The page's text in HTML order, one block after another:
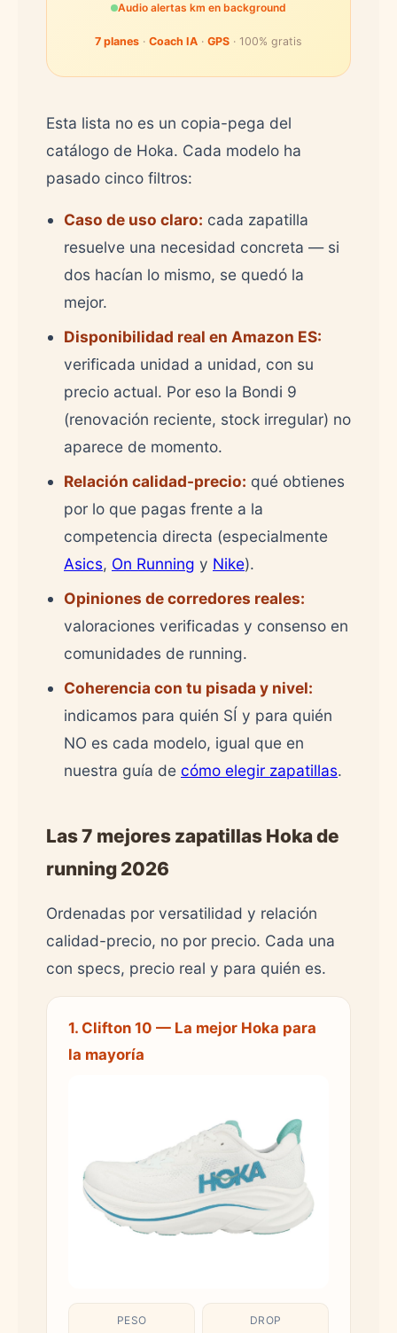
Audio alertas km en background
7 planes · Coach IA · GPS · 100% gratis
Esta lista no es un copia-pega del
catálogo de Hoka. Cada modelo ha
pasado cinco filtros:
Caso de uso claro: cada zapatilla
resuelve una necesidad concreta — si
dos hacían lo mismo, se quedó la
mejor.
Disponibilidad real en Amazon ES:
verificada unidad a unidad, con su
precio actual. Por eso la Bondi 9
(renovación reciente, stock irregular) no
aparece de momento.
Relación calidad-precio: qué obtienes
por lo que pagas frente a la
competencia directa (especialmente
Asics, On Running y Nike).
Opiniones de corredores reales:
valoraciones verificadas y consenso en
comunidades de running.
Coherencia con tu pisada y nivel:
indicamos para quién SÍ y para quién
NO es cada modelo, igual que en
nuestra guía de cómo elegir zapatillas.
Las 7 mejores zapatillas Hoka de
running 2026
Ordenadas por versatilidad y relación
calidad-precio, no por precio. Cada una
con specs, precio real y para quién es.
1. Clifton 10 — La mejor Hoka para
la mayoría
PESO DROP